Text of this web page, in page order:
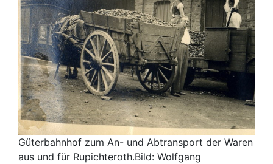
Güterbahnhof zum An- und Abtransport der Waren
aus und für Rupichteroth.Bild: Wolfgang